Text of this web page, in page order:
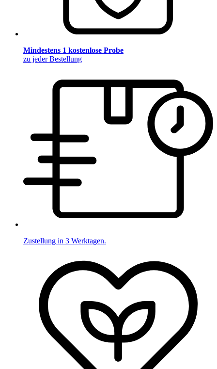
Mindestens 1 kostenlose Probe
zu jeder Bestellung
Zustellung in 3 Werktagen.